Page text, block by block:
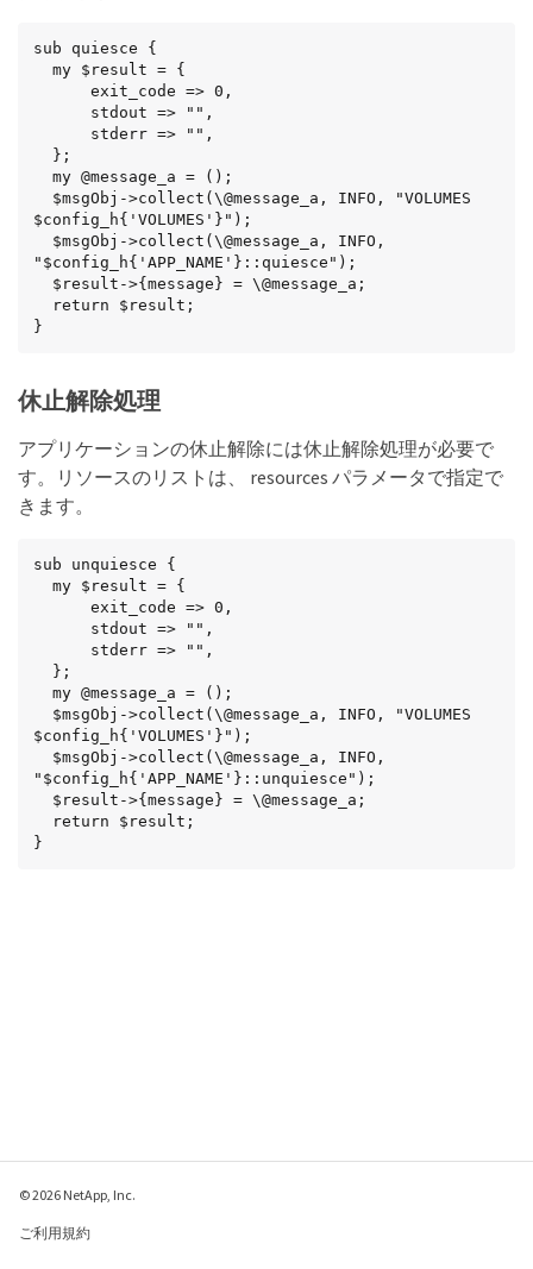
sub quiesce {
$config_h{'VOLUMES'}");
"$config_h{'APP_NAME'}::quiesce");
}
休止解除処理
アプリケーションの休止解除には休止解除処理が必要で
す。リソースのリストは、 resources パラメータで指定で
きます。
sub unquiesce {
$config_h{'VOLUMES'}");
"$config_h{'APP_NAME'}::unquiesce");
}
© 2026 NetApp, Inc.
ご利用規約